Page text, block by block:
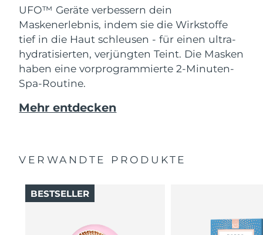
UFO™ Geräte verbessern dein
Maskenerlebnis, indem sie die Wirkstoffe
tief in die Haut schleusen - für einen ultra-
hydratisierten, verjüngten Teint. Die Masken
haben eine vorprogrammierte 2-Minuten-
Spa-Routine.
Mehr entdecken
VERWANDTE PRODUKTE
BESTSELLER